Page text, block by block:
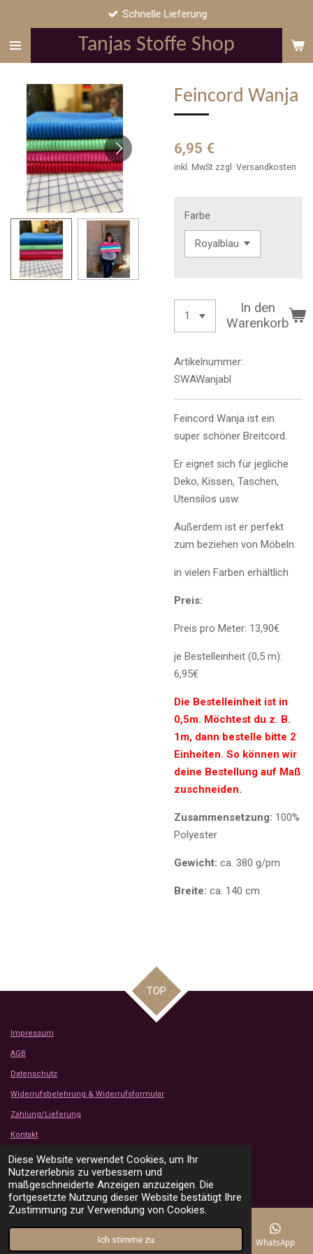
Diese Website verwendet Cookies, um Ihr
Nutzererlebnis zu verbessern und
maßgeschneiderte Anzeigen anzuzeigen. Die
fortgesetzte Nutzung dieser Website bestätigt Ihre
Zustimmung zur Verwendung von Cookies.
Ich stimme zu
springen
Tanjas Stoffe Shop
Schnelle Lieferung
Feincord Wanja
6,95 €
inkl. MwSt zzgl. Versandkosten
Farbe
In den
Warenkorb
Artikelnummer:
SWAWanjabl
Feincord Wanja ist ein
super schöner Breitcord.
Er eignet sich für jegliche
Deko, Kissen, Taschen,
Utensilos usw.
Außerdem ist er perfekt
zum beziehen von Möbeln.
in vielen Farben erhältlich
Preis:
Preis pro Meter: 13,90€
je Bestelleinheit (0,5 m):
6,95€
Die Bestelleinheit ist in
0,5m. Möchtest du z. B.
1m, dann bestelle bitte 2
Einheiten. So können wir
deine Bestellung auf Maß
zuschneiden.
Zusammensetzung: 100%
Polyester
Gewicht: ca. 380 g/pm
Breite: ca. 140 cm
TOP
Impressum
AGB
Datenschutz
Widerrufsbelehrung & Widerrufsformular
Zahlung/Lieferung
Kontakt
Kundenbewertungen
© 2024 - 2026 Tanjas Stoffe Shop
Mit Unterstützung von Webador
Telefon Karte WhatsApp